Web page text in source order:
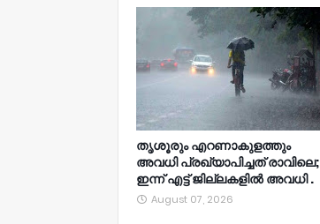
തൃശൂരും എറണാകുളത്തും
അവധി പ്രഖ്യാപിച്ചത് രാവിലെ;
ഇന്ന് എട്ട് ജില്ലകളിൽ അവധി .
August 07, 2026